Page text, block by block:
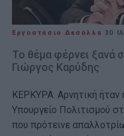
Εργοστάσιο Δεσύλλα 30
Το θέμα φέρνει ξανά
Γιώργος Καρύδης
ΚΕΡΚΥΡΑ. Αρνητική ήταν
Υπουργείο Πολιτισμού
που πρότεινε